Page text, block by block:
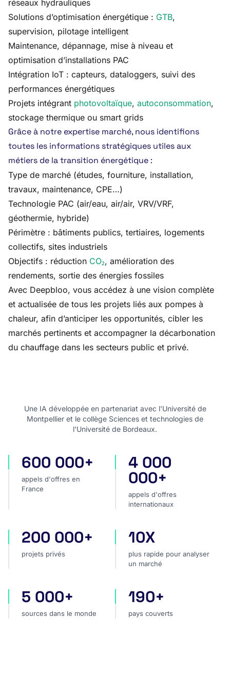
réseaux hydrauliques
Solutions d’optimisation énergétique : GTB,
supervision, pilotage intelligent
Maintenance, dépannage, mise à niveau et
optimisation d’installations PAC
Intégration IoT : capteurs, dataloggers, suivi des
performances énergétiques
Projets intégrant photovoltaïque, autoconsommation,
stockage thermique ou smart grids
Grâce à notre expertise marché, nous identifions
toutes les informations stratégiques utiles aux
métiers de la transition énergétique :
Type de marché (études, fourniture, installation,
travaux, maintenance, CPE…)
Technologie PAC (air/eau, air/air, VRV/VRF,
géothermie, hybride)
Périmètre : bâtiments publics, tertiaires, logements
collectifs, sites industriels
Objectifs : réduction CO₂, amélioration des
rendements, sortie des énergies fossiles
Avec Deepbloo, vous accédez à une vision complète
et actualisée de tous les projets liés aux pompes à
chaleur, afin d’anticiper les opportunités, cibler les
marchés pertinents et accompagner la décarbonation
du chauffage dans les secteurs public et privé.
Une IA développée en partenariat avec l'Université de
Montpellier et le collège Sciences et technologies de
l'Université de Bordeaux.
appels d'offres en France
600 000+
appels d'offres en
France
appels d'offres
4 000
000+
appels d'offres
internationaux
projets privés
200 000+
projets privés
plus rapide pour analyser
10X
plus rapide pour analyser
un marché
sources dans le monde
5 000+
sources dans le monde
pays couverts
190+
pays couverts